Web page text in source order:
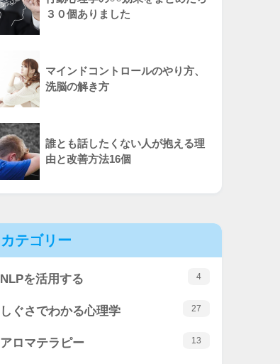
３０個ありました
マインドコントロールのやり方、
洗脳の解き方
誰とも話したくない人が抱える理
由と改善方法16個
カテゴリー
NLPを活用する 4
しぐさでわかる心理学 27
アロマテラピー 13